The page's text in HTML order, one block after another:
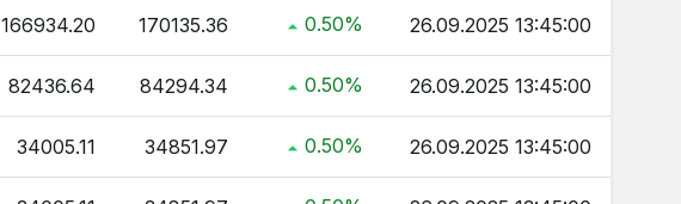
166934.20 170135.36 0.50% 26.09.2025 13:45:00
82436.64 84294.34 0.50% 26.09.2025 13:45:00
34005.11 34851.97 0.50% 26.09.2025 13:45:00